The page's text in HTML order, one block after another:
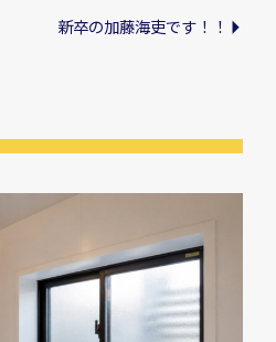
新卒の加藤海吏です！！